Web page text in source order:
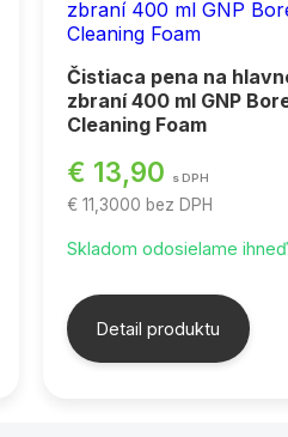
Čistiaca pena na
zbraní 400 ml GNP
Cleaning Foam
€ 13,90 s DPH
€ 11,3000 bez DPH
Skladom odosielame ihneď
Detail produktu